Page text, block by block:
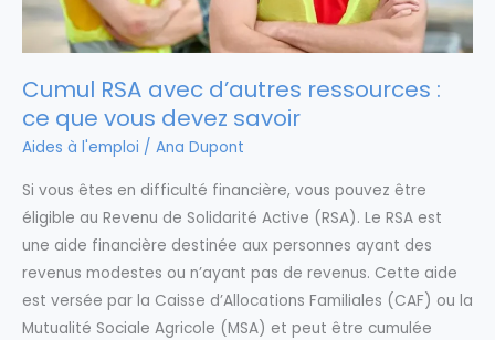
Cumul RSA avec d’autres ressources :
ce que vous devez savoir
Aides à l'emploi / Ana Dupont
Si vous êtes en difficulté financière, vous pouvez être
éligible au Revenu de Solidarité Active (RSA). Le RSA est
une aide financière destinée aux personnes ayant des
revenus modestes ou n’ayant pas de revenus. Cette aide
est versée par la Caisse d’Allocations Familiales (CAF) ou la
Mutualité Sociale Agricole (MSA) et peut être cumulée